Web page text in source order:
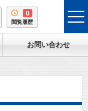
0
閲覧履歴
お問い合わせ